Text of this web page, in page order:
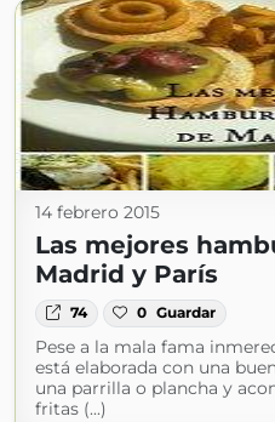
14 febrero 2015
Las mejores
Madrid y París
74 0 Guardar
Pese a la mala fama
está elaborada con una
una parrilla o plancha y
fritas (...)